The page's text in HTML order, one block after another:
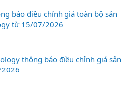
báo điều chỉnh giá toàn bộ sản
từ 15/07/2026
thông báo điều chỉnh giá sản